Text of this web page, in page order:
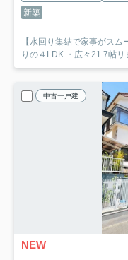
新築
【水回り集結で家事がス
りの４LDK ・広々21.7帖リ
中古一戸建
NEW